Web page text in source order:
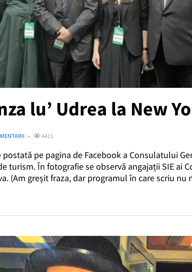
lu’ Udrea la New
4411
pe pagina de Facebook a Consulatului
turism. În fotografie se observă angajații SIE ai
(Am greșit fraza, dar programul în care scriu nu